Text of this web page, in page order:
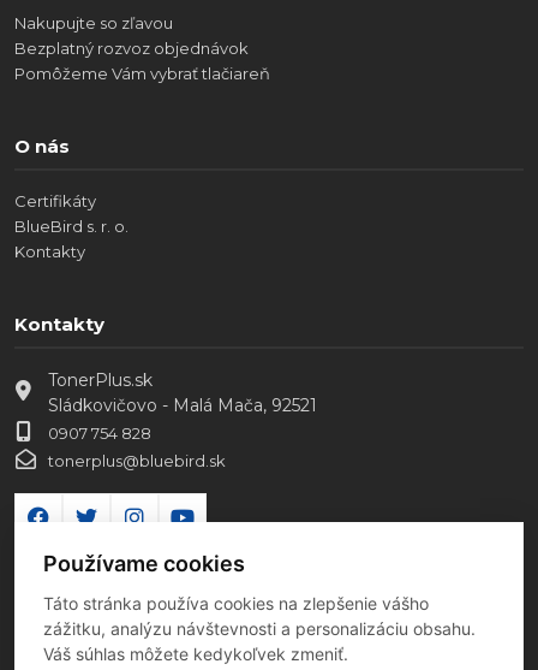
Nakupujte so zľavou
Bezplatný rozvoz objednávok
Pomôžeme Vám vybrať tlačiareň
O nás
Certifikáty
BlueBird s. r. o.
Kontakty
Kontakty
TonerPlus.sk
Sládkovičovo - Malá Mača, 92521
0907 754 828
tonerplus@bluebird.sk
Používame cookies
Táto stránka používa cookies na zlepšenie vášho
zážitku, analýzu návštevnosti a personalizáciu obsahu.
Váš súhlas môžete kedykoľvek zmeniť.